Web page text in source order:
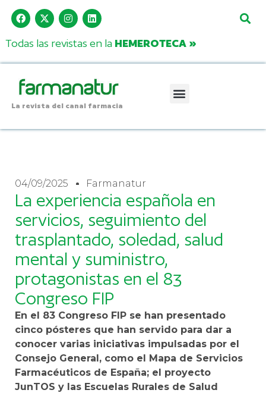
Todas las revistas en la HEMEROTECA »
La revista del canal farmacia
04/09/2025 Farmanatur
La experiencia española en
servicios, seguimiento del
trasplantado, soledad, salud
mental y suministro,
protagonistas en el 83
Congreso FIP
En el 83 Congreso FIP se han presentado
cinco pósteres que han servido para dar a
conocer varias iniciativas impulsadas por el
Consejo General, como el Mapa de Servicios
Farmacéuticos de España; el proyecto
JunTOS y las Escuelas Rurales de Salud